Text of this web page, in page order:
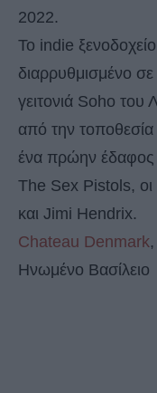
2022.
Το indie
διαρρυθμισμένο
γειτονιά Soho
από την
ένα πρώην έδαφος
The Sex Pistols,
και Jimi Hendrix.
Chateau Denmark
Ηνωμένο Βασίλειο